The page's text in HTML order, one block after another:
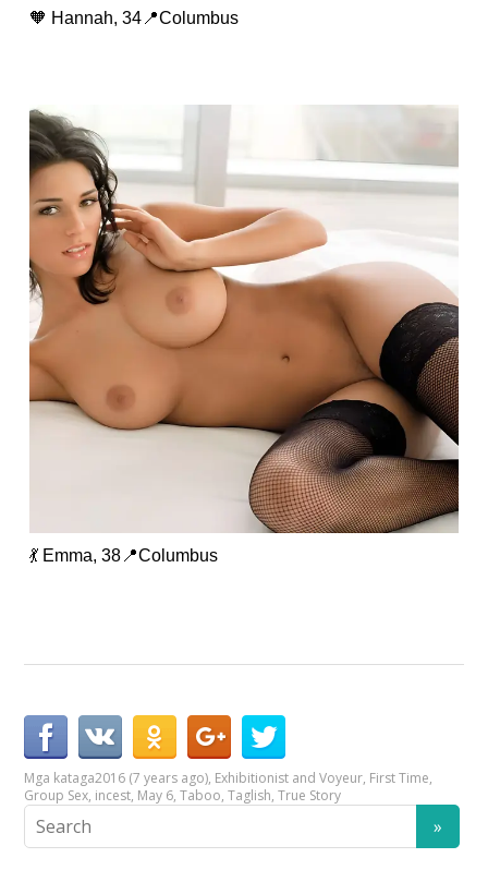
🧡 Hannah, 34📍Columbus
💃 Emma, 38📍Columbus
Mga kataga2016 (7 years ago), Exhibitionist and Voyeur, First Time,
Group Sex, incest, May 6,Taboo,Taglish,True Story